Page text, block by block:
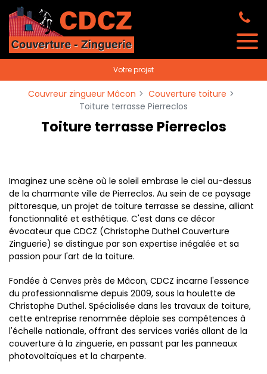
Votre projet
Couvreur zingueur Mâcon
Couverture toiture
Toiture terrasse Pierreclos
Toiture terrasse Pierreclos
Imaginez une scène où le soleil embrase le ciel au-dessus
de la charmante ville de Pierreclos. Au sein de ce paysage
pittoresque, un projet de toiture terrasse se dessine, alliant
fonctionnalité et esthétique. C'est dans ce décor
évocateur que CDCZ (Christophe Duthel Couverture
Zinguerie) se distingue par son expertise inégalée et sa
passion pour l'art de la toiture.
Fondée à Cenves près de Mâcon, CDCZ incarne l'essence
du professionnalisme depuis 2009, sous la houlette de
Christophe Duthel. Spécialisée dans les travaux de toiture,
cette entreprise renommée déploie ses compétences à
l'échelle nationale, offrant des services variés allant de la
couverture à la zinguerie, en passant par les panneaux
photovoltaïques et la charpente.
Panneau de gestion des cookies